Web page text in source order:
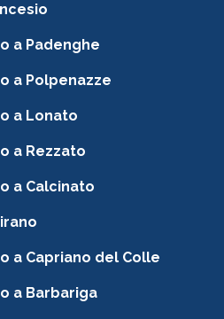
a Padenghe
a Polpenazze
a Lonato
a Rezzato
a Calcinato
a Capriano del Colle
a Barbariga